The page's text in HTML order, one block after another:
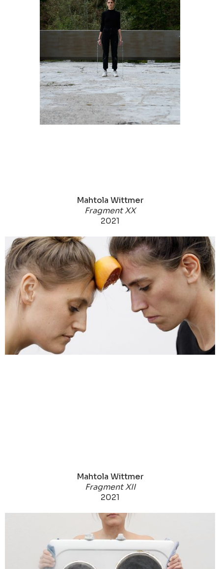
Mahtola Wittmer
Fragment XX
2021
Mahtola Wittmer
Fragment XII
2021